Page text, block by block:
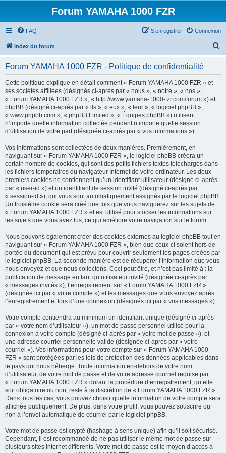
Forum YAMAHA 1000 FZR
FAQ Connexion
S’enregistrer
Index du forum
Forum YAMAHA 1000 FZR - Politique de confidentialité
Cette politique explique en détail comment « Forum YAMAHA 1000 FZR » et
ses sociétés affiliées (désignés ci-après par « nous », « notre », « nos »,
« Forum YAMAHA 1000 FZR », « http://www.yamaha-1000-fzr.com/forum ») et
phpBB (désigné ci-après par « ils », « eux », « leur », « logiciel phpBB »,
« www.phpbb.com », « phpBB Limited », « Équipes phpBB ») utilisent
n’importe quelle information collectée pendant n’importe quelle session
d’utilisation de votre part (désignée ci-après par « vos informations »).
Vos informations sont collectées de deux manières. Premièrement, en
naviguant sur « Forum YAMAHA 1000 FZR », le logiciel phpBB créera un
certain nombre de cookies, qui sont des petits fichiers textes téléchargés dans
les fichiers temporaires du navigateur Internet de votre ordinateur. Les deux
premiers cookies ne contiennent qu’un identifiant utilisateur (désigné ci-après
par « user-id ») et un identifiant de session invité (désigné ci-après par
« session-id »), qui vous sont automatiquement assignés par le logiciel phpBB.
Un troisième cookie sera créé une fois que vous naviguerez sur les sujets de
« Forum YAMAHA 1000 FZR » et est utilisé pour stocker les informations sur
les sujets que vous avez lus, ce qui améliore votre navigation sur le forum.
Nous pouvons également créer des cookies externes au logiciel phpBB tout en
naviguant sur « Forum YAMAHA 1000 FZR », bien que ceux-ci soient hors de
portée du document qui est prévu pour couvrir seulement les pages créées par
le logiciel phpBB. La seconde manière est de récupérer l’information que vous
nous envoyez et que nous collectons. Ceci peut être, et n’est pas limité à : la
publication de message en tant qu’utilisateur invité (désignée ci-après par
« messages invités »), l’enregistrement sur « Forum YAMAHA 1000 FZR »
(désignée ici par « votre compte ») et les messages que vous envoyez après
l’enregistrement et lors d’une connexion (désignés ici par « vos messages »).
Votre compte contiendra au minimum un identifiant unique (désigné ci-après
par « votre nom d’utilisateur »), un mot de passe personnel utilisé pour la
connexion à votre compte (désigné ci-après par « votre mot de passe »), et
une adresse courriel personnelle valide (désignée ci-après par « votre
courriel »). Vos informations pour votre compte sur « Forum YAMAHA 1000
FZR » sont protégées par les lois de protection des données applicables dans
le pays qui nous héberge. Toute information en-dehors de votre nom
d’utilisateur, de votre mot de passe et de votre adresse courriel requise par
« Forum YAMAHA 1000 FZR » durant la procédure d’enregistrement, qu’elle
soit obligatoire ou non, reste à la discrétion de « Forum YAMAHA 1000 FZR ».
Dans tous les cas, vous pouvez choisir quelle information de votre compte sera
affichée publiquement. De plus, dans votre profil, vous pouvez souscrire ou
non à l’envoi automatique de courriel par le logiciel phpBB.
Votre mot de passe est crypté (hashage à sens unique) afin qu’il soit sécurisé.
Cependant, il est recommandé de ne pas utiliser le même mot de passe sur
plusieurs sites Internet différents. Votre mot de passe est le moyen d’accès à